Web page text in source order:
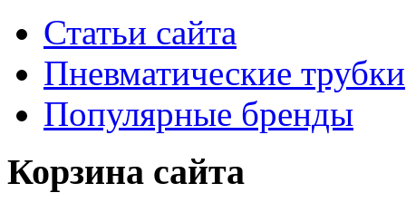
Статьи сайта
Пневматические трубки
Популярные бренды
Корзина сайта